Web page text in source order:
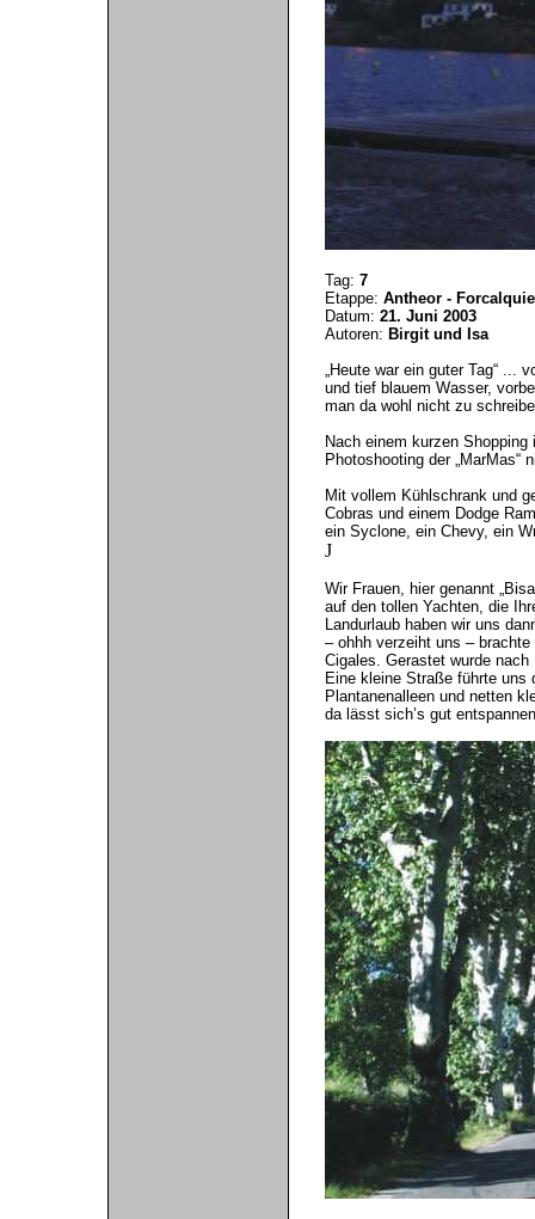
Tag: 7
Etappe: Antheor -
Datum: 21. Juni 2003
Autoren: Birgit und Isa
„Heute war ein guter Tag“ ...
und tief blauem Wasser,
man da wohl nicht zu
Nach einem kurzen
Photoshooting der
Mit vollem Kühlschrank und
Cobras und einem Dodge
ein Syclone, ein Chevy, ein
J
Wir Frauen, hier genannt
auf den tollen Yachten, die
Landurlaub haben wir uns
– ohhh verzeiht uns –
Cigales. Gerastet wurde
Eine kleine Straße führte uns
Plantanenalleen und netten
da lässt sich’s gut